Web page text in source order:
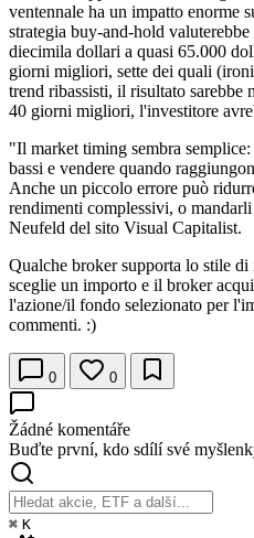
ventennale ha un impatto enorme
strategia buy-and-hold
diecimila dollari a quasi 65.000
giorni migliori, sette dei quali
trend ribassisti, il risultato sarebbe
40 giorni migliori, l'investitore
"Il market timing sembra
bassi e vendere quando
Anche un piccolo errore può
rendimenti complessivi, o
Neufeld del sito Visual Capitalist.
Qualche broker supporta lo stile
sceglie un importo e il broker
l'azione/il fondo selezionato per
commenti. :)
0 0
Žádné komentáře
Buďte první, kdo sdílí své
⌘ K